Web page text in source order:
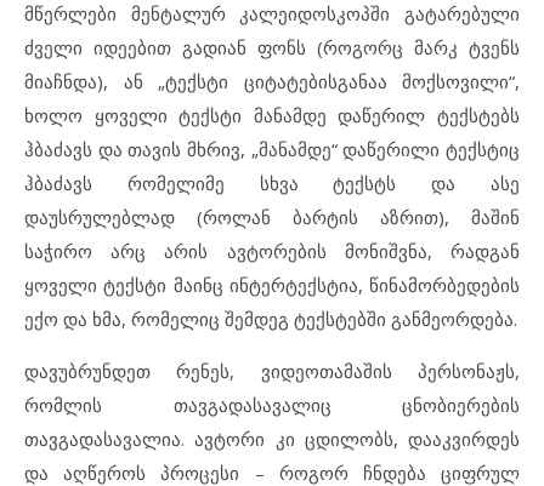
მწერლები მენტალურ კალეიდოსკოპში გატარებული
ძველი იდეებით გადიან ფონს (როგორც მარკ ტვენს
მიაჩნდა), ან „ტექსტი ციტატებისგანაა მოქსოვილი“,
ხოლო ყოველი ტექსტი მანამდე დაწერილ ტექსტებს
ჰბაძავს და თავის მხრივ, „მანამდე“ დაწერილი ტექსტიც
ჰბაძავს რომელიმე სხვა ტექსტს და ასე
დაუსრულებლად (როლან ბარტის აზრით), მაშინ
საჭირო არც არის ავტორების მონიშვნა, რადგან
ყოველი ტექსტი მაინც ინტერტექსტია, წინამორბედების
ექო და ხმა, რომელიც შემდეგ ტექსტებში განმეორდება.
დავუბრუნდეთ რენეს, ვიდეოთამაშის პერსონაჟს,
რომლის თავგადასავალიც ცნობიერების
თავგადასავალია. ავტორი კი ცდილობს, დააკვირდეს
და აღწეროს პროცესი – როგორ ჩნდება ციფრულ